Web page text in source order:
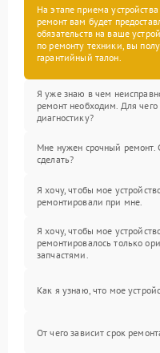
На этапе приема
ремонт вам будет
обязательств на ваше
по ремонту техники, вы
гарантийный талон.
Я уже знаю в чем
ремонт необходим. Для чего
диагностику?
Мне нужен срочный ремонт.
сделать?
Я хочу, чтобы мое
ремонтировали при мне.
Я хочу, чтобы мое
ремонтировалось только
запчастями.
Как я узнаю, что мое
От чего зависит срок